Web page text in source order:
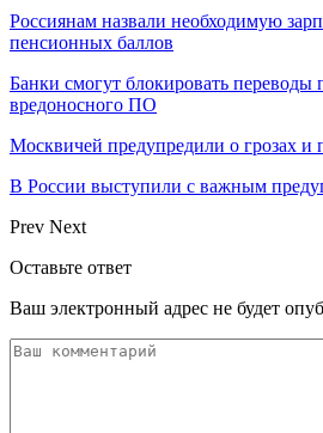
Россиянам назвали необходимую
пенсионных баллов
Банки смогут блокировать
вредоносного ПО
Москвичей предупредили о грозах и
В России выступили с важным
Prev Next
Оставьте ответ
Ваш электронный адрес не будет